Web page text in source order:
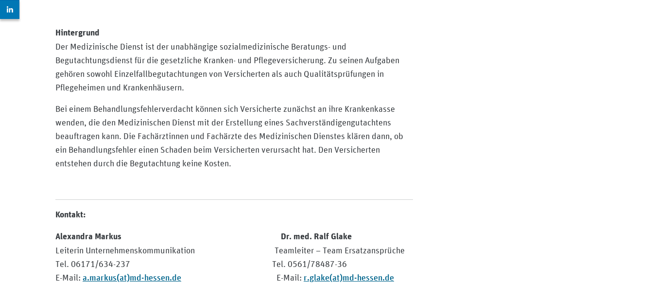
Hintergrund
Der Medizinische Dienst ist der unabhängige sozialmedizinische Beratungs- und
Begutachtungsdienst für die gesetzliche Kranken- und Pflegeversicherung. Zu seinen Aufgaben
gehören sowohl Einzelfallbegutachtungen von Versicherten als auch Qualitätsprüfungen in
Pflegeheimen und Krankenhäusern.
Bei einem Behandlungsfehlerverdacht können sich Versicherte zunächst an ihre Krankenkasse
wenden, die den Medizinischen Dienst mit der Erstellung eines Sachverständigengutachtens
beauftragen kann. Die Fachärztinnen und Fachärzte des Medizinischen Dienstes klären dann, ob
ein Behandlungsfehler einen Schaden beim Versicherten verursacht hat. Den Versicherten
entstehen durch die Begutachtung keine Kosten.
Kontakt:
Alexandra Markus Dr. med. Ralf Glake
Leiterin Unternehmenskommunikation Teamleiter – Team Ersatzansprüche
Tel. 06171/634-237 Tel. 0561/78487-36
E-Mail: a.markus(at)md-hessen.de E-Mail: r.glake(at)md-hessen.de